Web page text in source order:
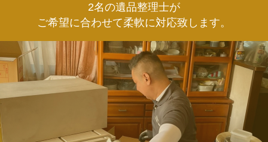
2名の遺品整理士が
ご希望に合わせて柔軟に対応致します。